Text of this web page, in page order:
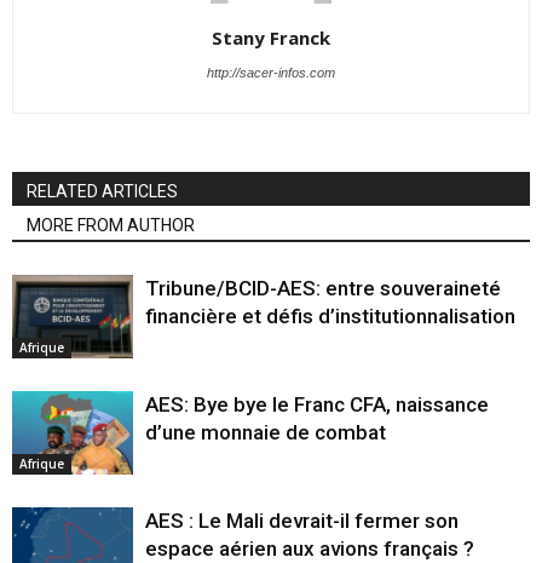
Stany Franck
http://sacer-infos.com
RELATED ARTICLES
MORE FROM AUTHOR
Afrique
Tribune/BCID-AES: entre souveraineté
financière et défis d’institutionnalisation
Afrique
AES: Bye bye le Franc CFA, naissance
d’une monnaie de combat
AES : Le Mali devrait-il fermer son
espace aérien aux avions français ?